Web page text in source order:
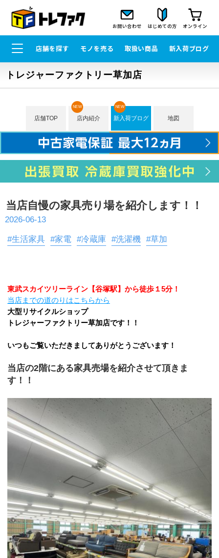
お問い合わせ はじめての方 オンライン
店舗を探す モノを売る 取扱い商品 新入荷ブログ
トレジャーファクトリー草加店
店舗TOP 店内紹介
NEW
新入荷ブログ
NEW
地図
当店自慢の家具売り場を紹介します！！
2026-06-13
#生活家具 #家電 #冷蔵庫 #洗濯機 #草加
東武スカイツリーライン【谷塚駅】から徒歩１5分！
当店までの道のりはこちらから
大型リサイクルショップ
トレジャーファクトリー草加店です！！
いつもご覧いただきましてありがとうございます！
当店の2階にある家具売場を紹介させて頂きま
す！！